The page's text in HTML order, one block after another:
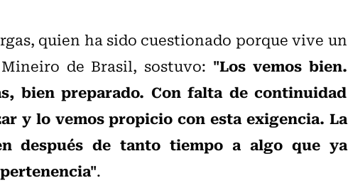
quien ha sido cuestionado porque vive un
de Brasil, sostuvo: "Los vemos bien.
bien preparado. Con falta de continuidad
y lo vemos propicio con esta exigencia. La
después de tanto tiempo a algo que ya
.